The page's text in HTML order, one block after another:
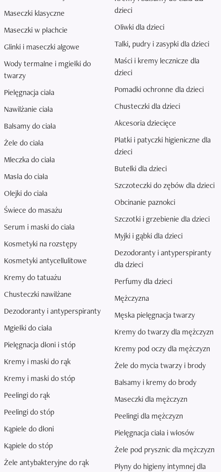
Maseczki klasyczne
Maseczki w płachcie
Glinki i maseczki algowe
Wody termalne i mgiełki do
twarzy
Pielęgnacja ciała
Nawilżanie ciała
Balsamy do ciała
Żele do ciała
Mleczka do ciała
Masła do ciała
Olejki do ciała
Świece do masażu
Serum i maski do ciała
Kosmetyki na rozstępy
Kosmetyki antycellulitowe
Kremy do tatuażu
Chusteczki nawilżane
Dezodoranty i antyperspiranty
Mgiełki do ciała
Pielęgnacja dłoni i stóp
Kremy i maski do rąk
Kremy i maski do stóp
Peelingi do rąk
Peelingi do stóp
Kąpiele do dłoni
Kąpiele do stóp
Żele antybakteryjne do rąk
dzieci
Oliwki dla dzieci
Talki, pudry i zasypki dla dzieci
Maści i kremy lecznicze dla
dzieci
Pomadki ochronne dla dzieci
Chusteczki dla dzieci
Akcesoria dziecięce
Płatki i patyczki higieniczne dla
dzieci
Butelki dla dzieci
Szczoteczki do zębów dla dzieci
Obcinanie paznokci
Szczotki i grzebienie dla dzieci
Myjki i gąbki dla dzieci
Dezodoranty i antyperspiranty
dla dzieci
Perfumy dla dzieci
Mężczyzna
Męska pielęgnacja twarzy
Kremy do twarzy dla mężczyzn
Kremy pod oczy dla mężczyzn
Żele do mycia twarzy i brody
Balsamy i kremy do brody
Maseczki dla mężczyzn
Peelingi dla mężczyzn
Pielęgnacja ciała i włosów
Żele pod prysznic dla mężczyzn
Płyny do higieny intymnej dla